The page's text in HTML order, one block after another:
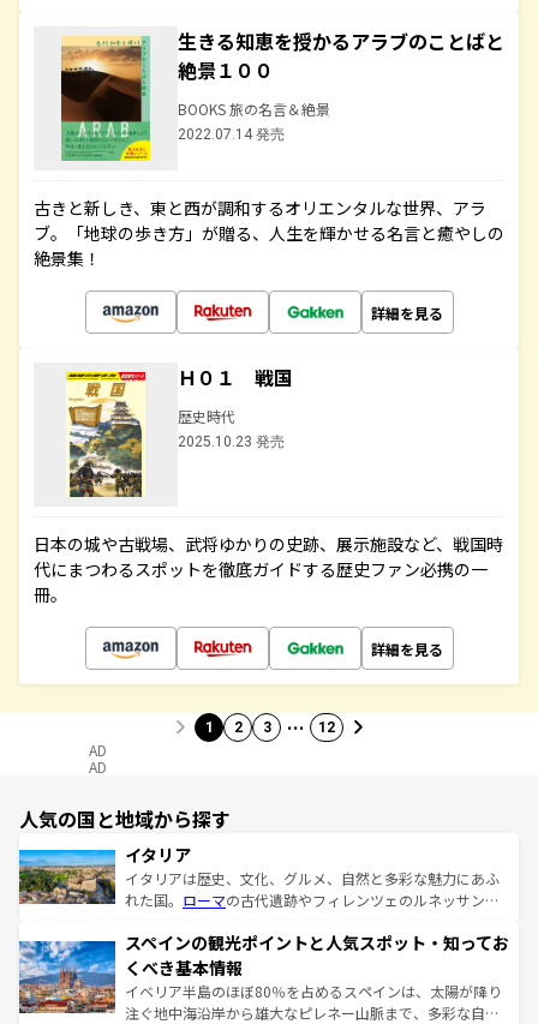
生きる知恵を授かるアラブのことばと
絶景１００
BOOKS 旅の名言＆絶景
2022.07.14 発売
古きと新しき、東と西が調和するオリエンタルな世界、アラ
ブ。「地球の歩き方」が贈る、人生を輝かせる名言と癒やしの
絶景集！
詳細を見る
Ｈ０１ 戦国
歴史時代
2025.10.23 発売
日本の城や古戦場、武将ゆかりの史跡、展示施設など、戦国時
代にまつわるスポットを徹底ガイドする歴史ファン必携の一
冊。
詳細を見る
1 2 3 … 12
AD
AD
人気の国と地域から探す
イタリア
イタリアは歴史、文化、グルメ、自然と多彩な魅力にあふ
れた国。 ローマの古代遺跡やフィレンツェのルネッサンス
ろん、トスカーナの美しい田園風景やアマルフィ海岸の絶
景など、自然景観も見逃せない。観光の合間には、本場の
ピザやパスタなど、絶品のイタリア料理を堪能することも
できる。朝目覚めてから夜眠るまで、すべての瞬間を楽し
スペインの観光ポイントと人気スポット・知ってお
くべき基本情報
イベリア半島のほぼ80％を占めるスペインは、太陽が降り
注ぐ地中海沿岸から雄大なピレネー山脈まで、多彩な自然